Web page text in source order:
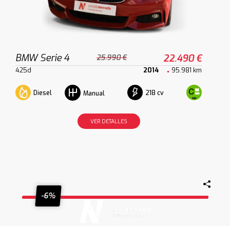
BMW Serie 4 25.990 € 22.490 €
425d 2014 95.981 km
Diesel Manual 218 cv
VER DETALLES
-6%